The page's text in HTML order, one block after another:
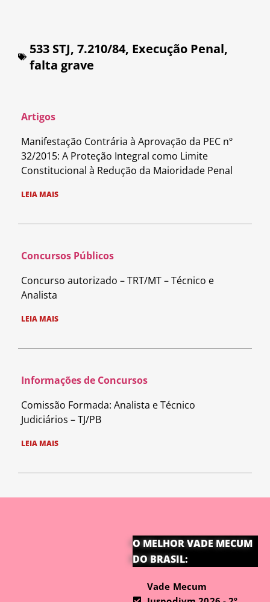
533 STJ, 7.210/84, Execução Penal,
falta grave
Artigos
Manifestação Contrária à Aprovação da PEC nº
32/2015: A Proteção Integral como Limite
Constitucional à Redução da Maioridade Penal
LEIA MAIS
Concursos Públicos
Concurso autorizado – TRT/MT – Técnico e
Analista
LEIA MAIS
Informações de Concursos
Comissão Formada: Analista e Técnico
Judiciários – TJ/PB
LEIA MAIS
O MELHOR VADE MECUM
DO BRASIL:
Vade Mecum